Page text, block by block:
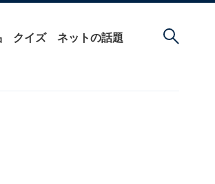
クイズ ネットの話題